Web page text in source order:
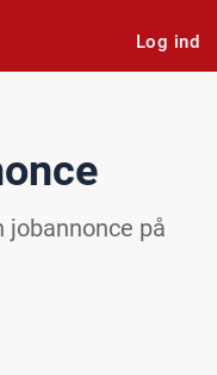
Log ind
jobannonce på